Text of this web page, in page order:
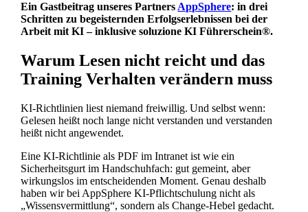
Ein Gastbeitrag unseres Partners AppSphere: in drei
Schritten zu begeisternden Erfolgserlebnissen bei der
Arbeit mit KI – inklusive soluzione KI Führerschein®.
Warum Lesen nicht reicht und das
Training Verhalten verändern muss
KI-Richtlinien liest niemand freiwillig. Und selbst wenn:
Gelesen heißt noch lange nicht verstanden und verstanden
heißt nicht angewendet.
Eine KI-Richtlinie als PDF im Intranet ist wie ein
Sicherheitsgurt im Handschuhfach: gut gemeint, aber
wirkungslos im entscheidenden Moment. Genau deshalb
haben wir bei AppSphere KI-Pflichtschulung nicht als
„Wissensvermittlung“, sondern als Change-Hebel gedacht.